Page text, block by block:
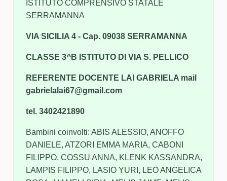
ISTITUTO COMPRENSIVO STATALE
SERRAMANNA
VIA SICILIA 4 - Cap. 09038 SERRAMANNA
CLASSE 3^B ISTITUTO DI VIA S. PELLICO
REFERENTE DOCENTE LAI GABRIELA mail
gabrielalai67@gmail.com
tel. 3402421890
Bambini coinvolti: ABIS ALESSIO, ANOFFO
DANIELE, ATZORI EMMA MARIA, CABONI
FILIPPO, COSSU ANNA, KLENK KASSANDRA,
LAMPIS FILIPPO, LASIO YURI, LEO ANGELICA